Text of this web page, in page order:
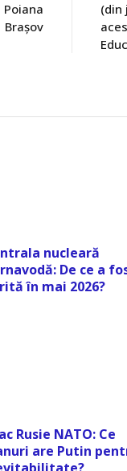
Brașov
(din
nucleară
De ce a
în mai 2026?
Rusie NATO: Ce
are Putin